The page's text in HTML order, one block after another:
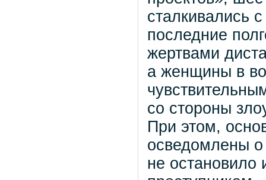
сталкивались
последние
жертвами
а женщины в
со стороны
При этом,
осведомлены
не остановило